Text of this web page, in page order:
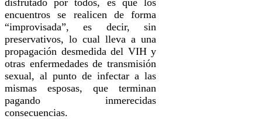
encuentros se realicen de forma
“improvisada”, es decir, sin
preservativos, lo cual lleva a una
propagación desmedida del VIH y
otras enfermedades de transmisión
sexual, al punto de infectar a las
mismas esposas, que terminan
pagando inmerecidas
consecuencias.